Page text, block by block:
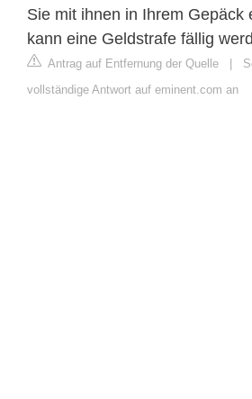
Sie mit ihnen in Ihrem Gepäck
kann eine Geldstrafe fällig
Antrag auf Entfernung der Quelle |
vollständige Antwort auf eminent.com an